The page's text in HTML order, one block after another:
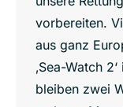
vorbereiten.
aus ganz
‚Sea-Watch
bleiben zwei